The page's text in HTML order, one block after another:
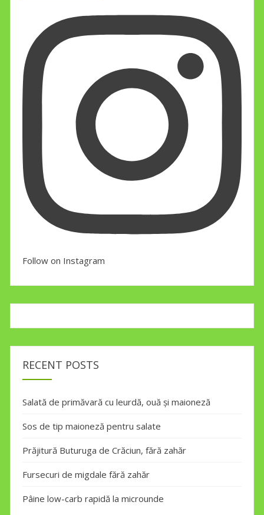
Follow on Instagram
RECENT POSTS
Salată de primăvară cu leurdă, ouă și maioneză
Sos de tip maioneză pentru salate
Prăjitură Buturuga de Crăciun, fără zahăr
Fursecuri de migdale fără zahăr
Pâine low-carb rapidă la microunde